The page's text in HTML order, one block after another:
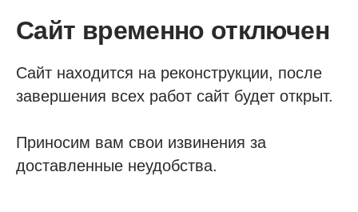
Сайт временно отключен
Сайт находится на реконструкции, после
завершения всех работ сайт будет открыт.
Приносим вам свои извинения за
доставленные неудобства.